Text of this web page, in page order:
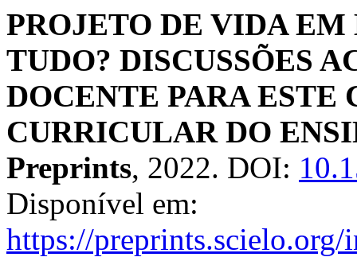
PROJETO DE VIDA
TUDO? DISCUSSÕES
DOCENTE PARA ESTE
CURRICULAR DO
Preprints, 2022. DOI:
Disponível em:
https://